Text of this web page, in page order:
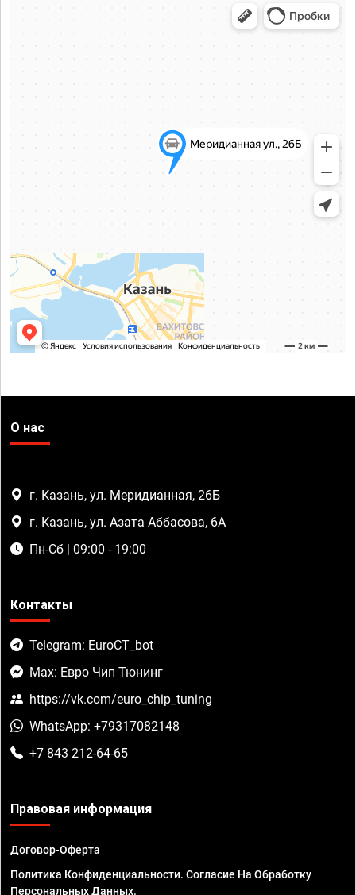
О нас
г. Казань, ул. Меридианная, 26Б
г. Казань, ул. Азата Аббасова, 6А
Пн-Сб | 09:00 - 19:00
Контакты
Telegram: EuroCT_bot
Max: Евро Чип Тюнинг
https://vk.com/euro_chip_tuning
WhatsApp: +79317082148
+7 843 212-64-65
Правовая информация
Договор-Оферта
Политика Конфиденциальности. Согласие На Обработку
Персональных Данных.